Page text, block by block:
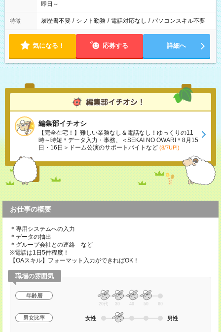
即日～
特徴 履歴書不要 / シフト勤務 / 電話対応なし / パソコンスキル不要
気になる！ 応募する 詳細へ
編集部イチオシ
【完全在宅！】難しい業務なし＆電話なし！ゆっくりの11
時～時短＊データ入力・事務、＜SEKAI NO OWARI＊8月15
日・16日＞ドーム公演のサポートバイトなど (8/7UP!)
お仕事の概要
＊専用システムへの入力
＊データの抽出
＊グループ会社との連絡 など
※電話は1日5件程度！
【OAスキル】フォーマット入力ができればOK！
職場の雰囲気
年齢層
20代 30 40 50 60
男女比率 女性 男性